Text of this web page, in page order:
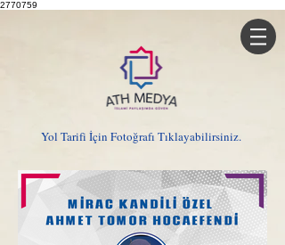
2770759
Yol Tarifi İçin Fotoğrafı Tıklayabilirsiniz.